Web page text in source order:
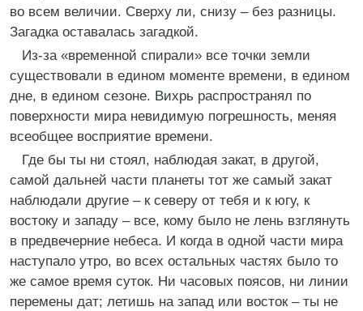
во всем величии. Сверху ли, снизу – без разницы.
Загадка оставалась загадкой.
Из-за «временной спирали» все точки земли
существовали в едином моменте времени, в едином
дне, в едином сезоне. Вихрь распространял по
поверхности мира невидимую погрешность, меняя
всеобщее восприятие времени.
Где бы ты ни стоял, наблюдая закат, в другой,
самой дальней части планеты тот же самый закат
наблюдали другие – к северу от тебя и к югу, к
востоку и западу – все, кому было не лень взглянуть
в предвечерние небеса. И когда в одной части мира
наступало утро, во всех остальных частях было то
же самое время суток. Ни часовых поясов, ни линии
перемены дат; летишь на запад или восток – ты не